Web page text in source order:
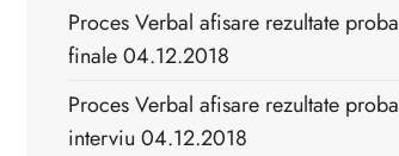
Proces Verbal afisare rezultate proba
finale 04.12.2018
Proces Verbal afisare rezultate proba
interviu 04.12.2018